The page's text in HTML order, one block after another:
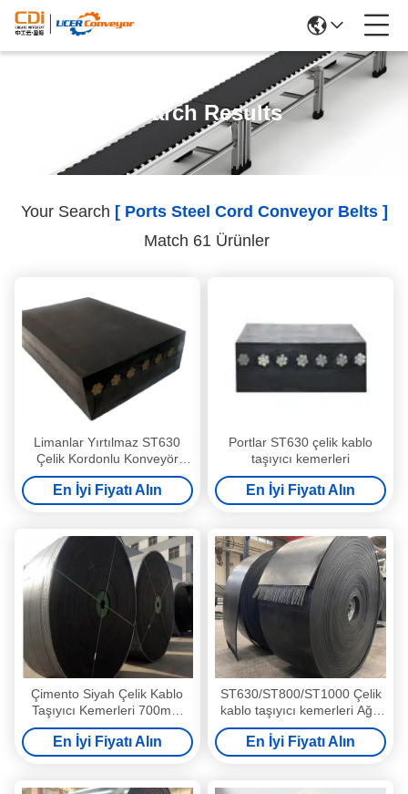
Search Results
Your Search [ Ports Steel Cord Conveyor Belts ]
Match 61 Ürünler
Limanlar Yırtılmaz ST630
Çelik Kordonlu Konveyör
Bantları
En İyi Fiyatı Alın
Portlar ST630 çelik kablo
taşıyıcı kemerleri
En İyi Fiyatı Alın
Çimento Siyah Çelik Kablo
Taşıyıcı Kemerleri 700mm
Genişlik
En İyi Fiyatı Alın
ST630/ST800/ST1000 Çelik
kablo taşıyıcı kemerleri Ağır
malzeme taşımacılığı
En İyi Fiyatı Alın